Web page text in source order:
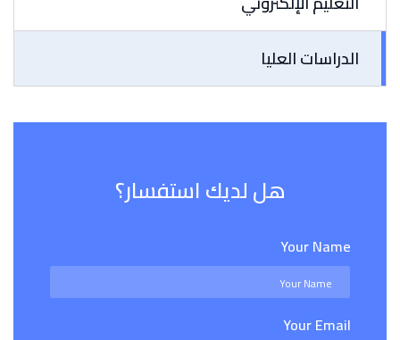
الدراسات العليا
هل لديك استفسار؟
Your Name
Your Email